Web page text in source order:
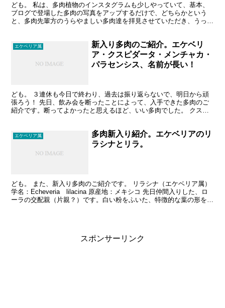
ども。 私は、多肉植物のインスタグラムも少しやっていて、基本、
ブログで登場した多肉の写真をアップするだけで、どちらかという
と、多肉先輩方のうらやましい多肉達を拝見させていただき、うっと
エケベリア属
新入り多肉のご紹介。エケベリ
ア・クスピダータ・メンチャカ・
パラセンシス、名前が長い！
ども。 ３連休も今日で終わり、過去は振り返らないで、明日から頑
張ろう！ 先日、飲み会を断ったことによって、入手できた多肉のご
紹介です。断ってよかったと思えるほど、いい多肉でした。 クスピ
エケベリア属
多肉新入り紹介。エケベリアのリ
ラシナとリラ。
ども。 また、新入り多肉のご紹介です。 リラシナ（エケベリア属）
学名：Echeveria lilacina 原産地：メキシコ 先日仲間入りした、ロ
ーラの交配親（片親？）です。白い粉をふいた、特徴的な葉の形をし
スポンサーリンク